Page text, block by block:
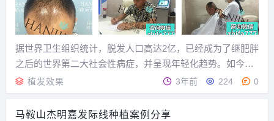
据世界卫生组织统计，脱发人口高达2亿，已经成为了继肥胖
之后的世界第二大社会性病症，并呈现年轻化趋势。如今物
质丰富、生活节奏快、生存压力大，20岁—35岁的80后、90
后年轻人逐渐成为脱发的“主力军”，严重影响着脱发人群的
工作、生活、交际、甚至婚姻。27岁的...
植发效果 3年前 224 0
马鞍山杰明嘉发际线种植案例分享